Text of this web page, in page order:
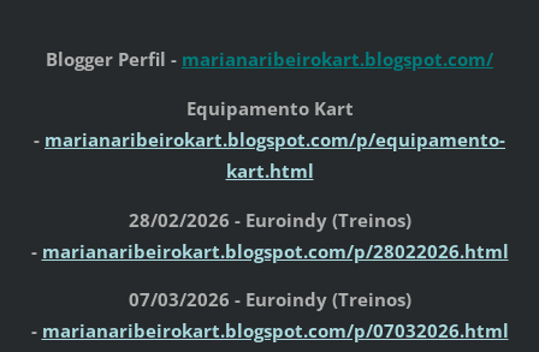
Blogger Perfil - marianaribeirokart.blogspot.com/
Equipamento Kart
- marianaribeirokart.blogspot.com/p/equipamento-
kart.html
28/02/2026 - Euroindy (Treinos)
- marianaribeirokart.blogspot.com/p/28022026.html
07/03/2026 - Euroindy (Treinos)
- marianaribeirokart.blogspot.com/p/07032026.html